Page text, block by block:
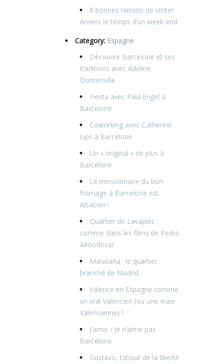
8 bonnes raisons de visiter
Anvers le temps d’un week-end
Category: Espagne
Découvrir Barcelone et ses
traditions avec Adeline
Dontenville
Fiesta avec Paul Engel à
Barcelone
Coworking avec Catherine
Lips à Barcelone
Un « original » de plus à
Barcelone
Le missionnaire du bon
fromage à Barcelone est…
Alsacien !
Quartier de Lavapiés :
comme dans les films de Pedro
Almodovar
Malasaña : le quartier
branché de Madrid
Valence en Espagne comme
un vrai Valencien (ou une vraie
Valencienne) !
J’aime / Je n’aime pas
Barcelone
Gustavo, tatoué de la liberté